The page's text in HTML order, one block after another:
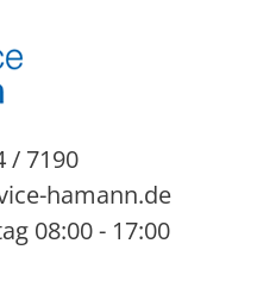
/ 7190
hamann.de
08:00 - 17:00